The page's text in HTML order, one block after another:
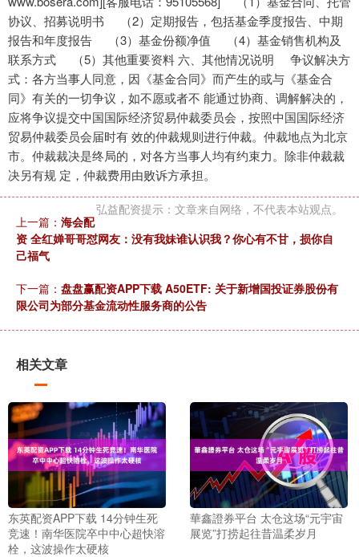
协议、招募说明书 （2）定期报告，包括基金季度报告、中期
报告和年度报告 （3）基金份额净值 （4）基金销售机构及
联系方式 （5）其他重要资料 六、其他情况说明 争议解决方
式：各方当事人同意，因《基金合同》而产生的或与《基金合
同》有关的一切争议，如不愿或者不 能通过协商、调解解决的，
应将争议提交中国国际经济贸易仲裁委员会，按照中国国际经济
贸易仲裁委员会届时有 效的仲裁规则进行仲裁。仲裁地点为北京
市。仲裁裁决是终局的，对各方当事人均有约束力。除非仲裁裁
决另有规 定，仲裁费用由败诉方承担。
弘益配资提示：文章来自网络，不代表本站观点。
上一篇： 海会配
资 全红婵哥哥怼网友：没有我妹谁认识我？你心有不甘，损你自
己福气
下一篇： 盘盘赢配资APP下载 A50ETF: 关于新增国投证券股份有
限公司为部分基金流动性服务商的公告
相关文章
东英配资APP下载 14分钟生死
竞速！南华医院卒中中心超快溶
栓，这波操作太硬核
華鑫證券平台 太仓这场“元宇宙
展览”打捞起往昔温柔岁月